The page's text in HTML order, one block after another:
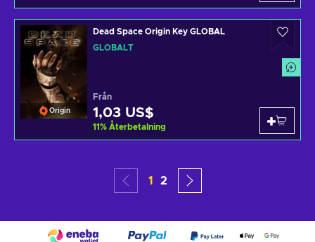
Origin
Dead Space Origin Key GLOBAL
GLOBALT
Från
1,03 US$
11% Återbetalning
1 2